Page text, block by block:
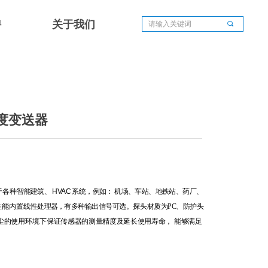
关于我们 끠
变送器
各种智能建筑、 HVAC 系统， 例如： 机场、车站、地铁站、药厂、
能内置线性处理器，有多种输出信号可选。探头材质为PC、防护头
的使用环境下保证传感器的测量精度及延长使用寿命， 能够满足